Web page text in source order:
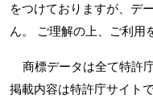
をつけておりますが、デ
ん。 ご理解の上、ご利用
商標データは全て特許
掲載内容は特許庁サイト